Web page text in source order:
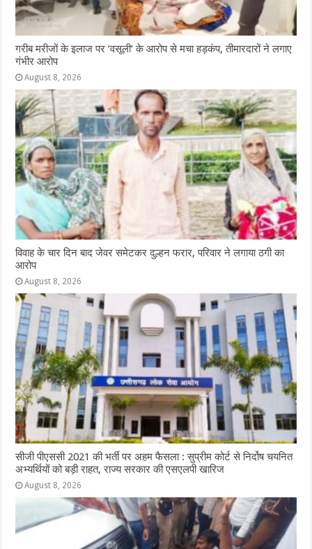
गरीब मरीजों के इलाज पर ‘वसूली’ के आरोप से मचा हड़कंप, तीमारदारों ने लगाए
गंभीर आरोप
August 8, 2026
विवाह के चार दिन बाद जेवर समेटकर दुल्हन फरार, परिवार ने लगाया ठगी का
आरोप
August 8, 2026
सीजी पीएससी 2021 की भर्ती पर अहम फैसला : सुप्रीम कोर्ट से निर्दोष चयनित
अभ्यर्थियों को बड़ी राहत, राज्य सरकार की एसएलपी खारिज
August 8, 2026